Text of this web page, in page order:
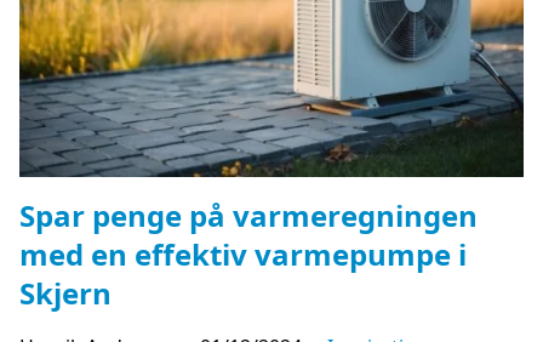
Spar penge på varmeregningen
med en effektiv varmepumpe i
Skjern